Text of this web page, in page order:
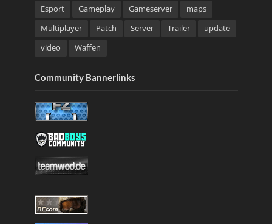
Esport
Gameplay Gameserver
maps
Multiplayer
Patch Server Trailer
update
video
Waffen
Community Bannerlinks